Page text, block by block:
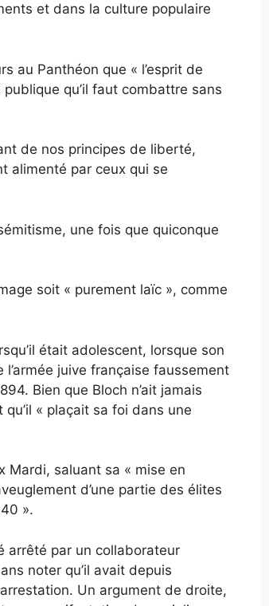
et dans la culture populaire
au Panthéon que « l’esprit de
qu’il faut combattre sans
de nos principes de liberté,
alimenté par ceux qui se
une fois que quiconque
soit « purement laïc », comme
était adolescent, lorsque son
juive française faussement
Bien que Bloch n’ait jamais
« plaçait sa foi dans une
Mardi, saluant sa « mise en
d’une partie des élites
».
arrêté par un collaborateur
noter qu’il avait depuis
Un argument de droite,